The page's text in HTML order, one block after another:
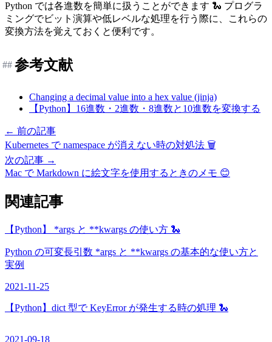
Python では各進数を簡単に扱うことができます 🐍 プログラ
ミングでビット演算や低レベルな処理を行う際に、これらの
変換方法を覚えておくと便利です。
参考文献
##
Changing a decimal value into a hex value (jinja)
【Python】16進数・2進数・8進数と10進数を変換する
← 前の記事
Kubernetes で namespace が消えない時の対処法 🗑️
次の記事 →
Mac で Markdown に絵文字を使用するときのメモ 😊
関連記事
【Python】 *args と **kwargs の使い方 🐍
Python の可変長引数 *args と **kwargs の基本的な使い方と
実例
2021-11-25
【Python】dict 型で KeyError が発生する時の処理 🐍
2021-09-18